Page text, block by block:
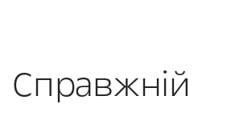
Справжній